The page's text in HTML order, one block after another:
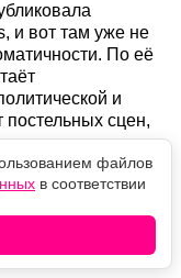
и вот там уже не
По её
и
постельных сцен,
она
увидев в
разлетелась
слово этого
файлов
в соответствии